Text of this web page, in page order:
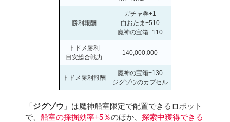
勝利報酬
ガチャ券+1
白おたま+510
魔神の宝箱+110
トドメ勝利
目安総合戦力
140,000,000
トドメ勝利報酬
魔神の宝箱+130
ジグゾウのカプセル
「ジグゾウ 」は魔神船室限定で配置できるロボット
で、船室の採掘効率+5％のほか、探索中獲得できる